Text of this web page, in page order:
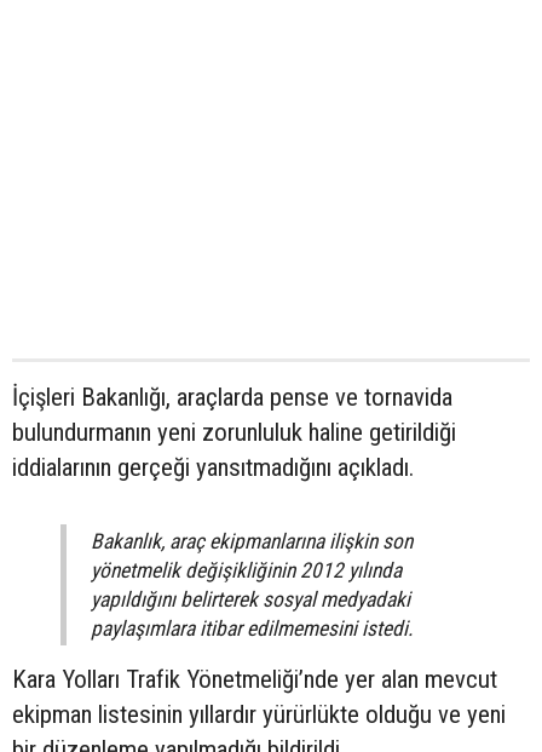
İçişleri Bakanlığı, araçlarda pense ve tornavida
bulundurmanın yeni zorunluluk haline getirildiği
iddialarının gerçeği yansıtmadığını açıkladı.
Bakanlık, araç ekipmanlarına ilişkin son
yönetmelik değişikliğinin 2012 yılında
yapıldığını belirterek sosyal medyadaki
paylaşımlara itibar edilmemesini istedi.
Kara Yolları Trafik Yönetmeliği’nde yer alan mevcut
ekipman listesinin yıllardır yürürlükte olduğu ve yeni